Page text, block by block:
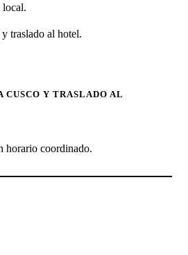
local.
traslado al hotel.
CUSCO Y TRASLADO AL
horario coordinado.